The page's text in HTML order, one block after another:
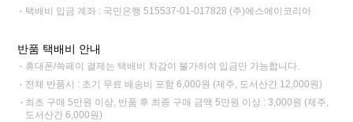
택배비 입금 계좌 : 국민은행 515537-01-017828 (주)에스에이코리아
반품 택배비 안내
휴대폰/쓱페이 결제는 택배비 차감이 불가하여 입금만 가능합니다.
전체 반품시 : 초기 무료 배송비 포함 6,000원 (제주, 도서산간 12,000원)
최초 구매 5만원 이상, 반품 후 최종 구매 금액 5만원 이상 : 3,000원 (제주,
도서산간 6,000원)